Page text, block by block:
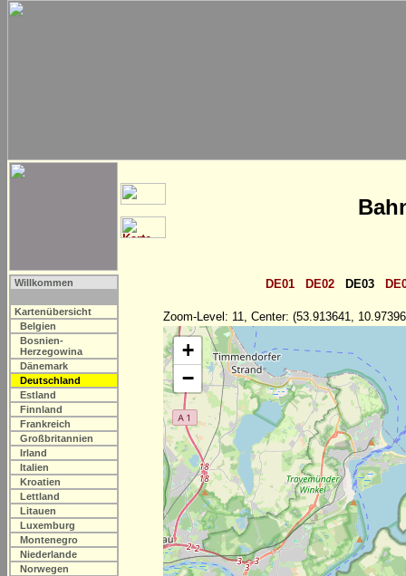
Willkommen
Kartenübersicht
Belgien
Bosnien-
Herzegowina
Dänemark
Deutschland
Estland
Finnland
Frankreich
Großbritannien
Irland
Italien
Kroatien
Lettland
Litauen
Luxemburg
Montenegro
Niederlande
Norwegen
DE01 DE02 DE03
Zoom-Level: 11, Center: (53.913641,
+
−